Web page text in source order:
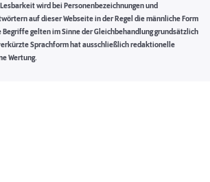
wird bei Personenbezeichnungen und
auf dieser Webseite in der Regel die männliche Form
gelten im Sinne der Gleichbehandlung grundsätzlich
Sprachform hat ausschließlich redaktionelle
Wertung.